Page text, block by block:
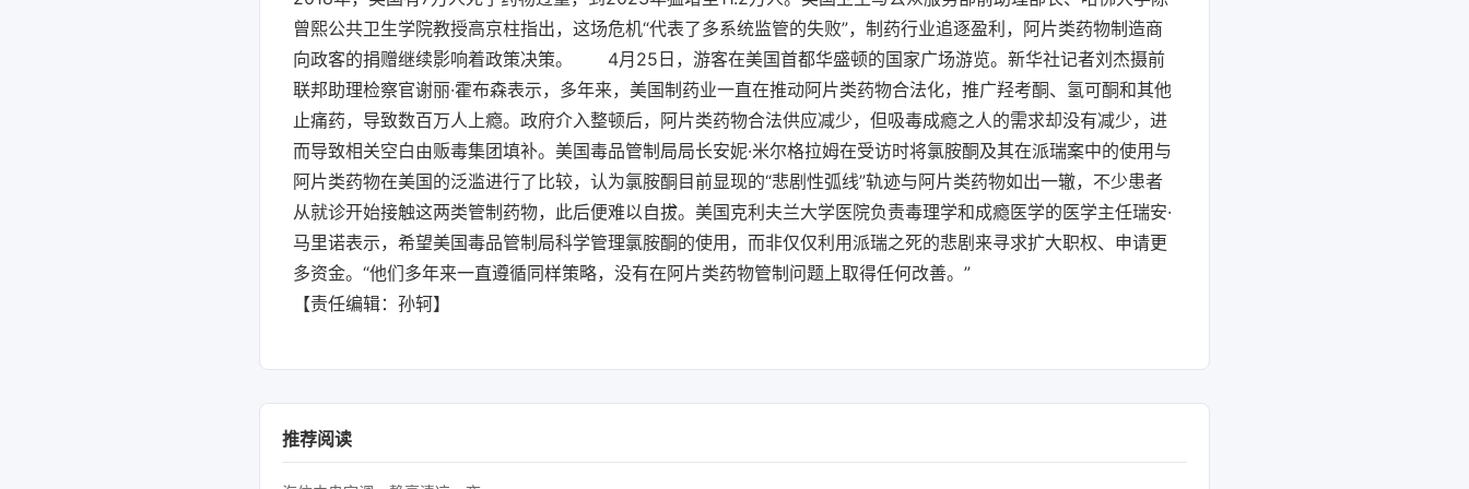
曾熙公共卫生学院教授高京柱指出，这场危机“代表了多系统监管的失败”，制药行业追逐盈利，阿片类药物制造商
向政客的捐赠继续影响着政策决策。 4月25日，游客在美国首都华盛顿的国家广场游览。新华社记者刘杰摄前
联邦助理检察官谢丽·霍布森表示，多年来，美国制药业一直在推动阿片类药物合法化，推广羟考酮、氢可酮和其他
止痛药，导致数百万人上瘾。政府介入整顿后，阿片类药物合法供应减少，但吸毒成瘾之人的需求却没有减少，进
而导致相关空白由贩毒集团填补。美国毒品管制局局长安妮·米尔格拉姆在受访时将氯胺酮及其在派瑞案中的使用与
阿片类药物在美国的泛滥进行了比较，认为氯胺酮目前显现的“悲剧性弧线”轨迹与阿片类药物如出一辙，不少患者
从就诊开始接触这两类管制药物，此后便难以自拔。美国克利夫兰大学医院负责毒理学和成瘾医学的医学主任瑞安·
马里诺表示，希望美国毒品管制局科学管理氯胺酮的使用，而非仅仅利用派瑞之死的悲剧来寻求扩大职权、申请更
多资金。“他们多年来一直遵循同样策略，没有在阿片类药物管制问题上取得任何改善。”
【责任编辑：孙轲】
推荐阅读